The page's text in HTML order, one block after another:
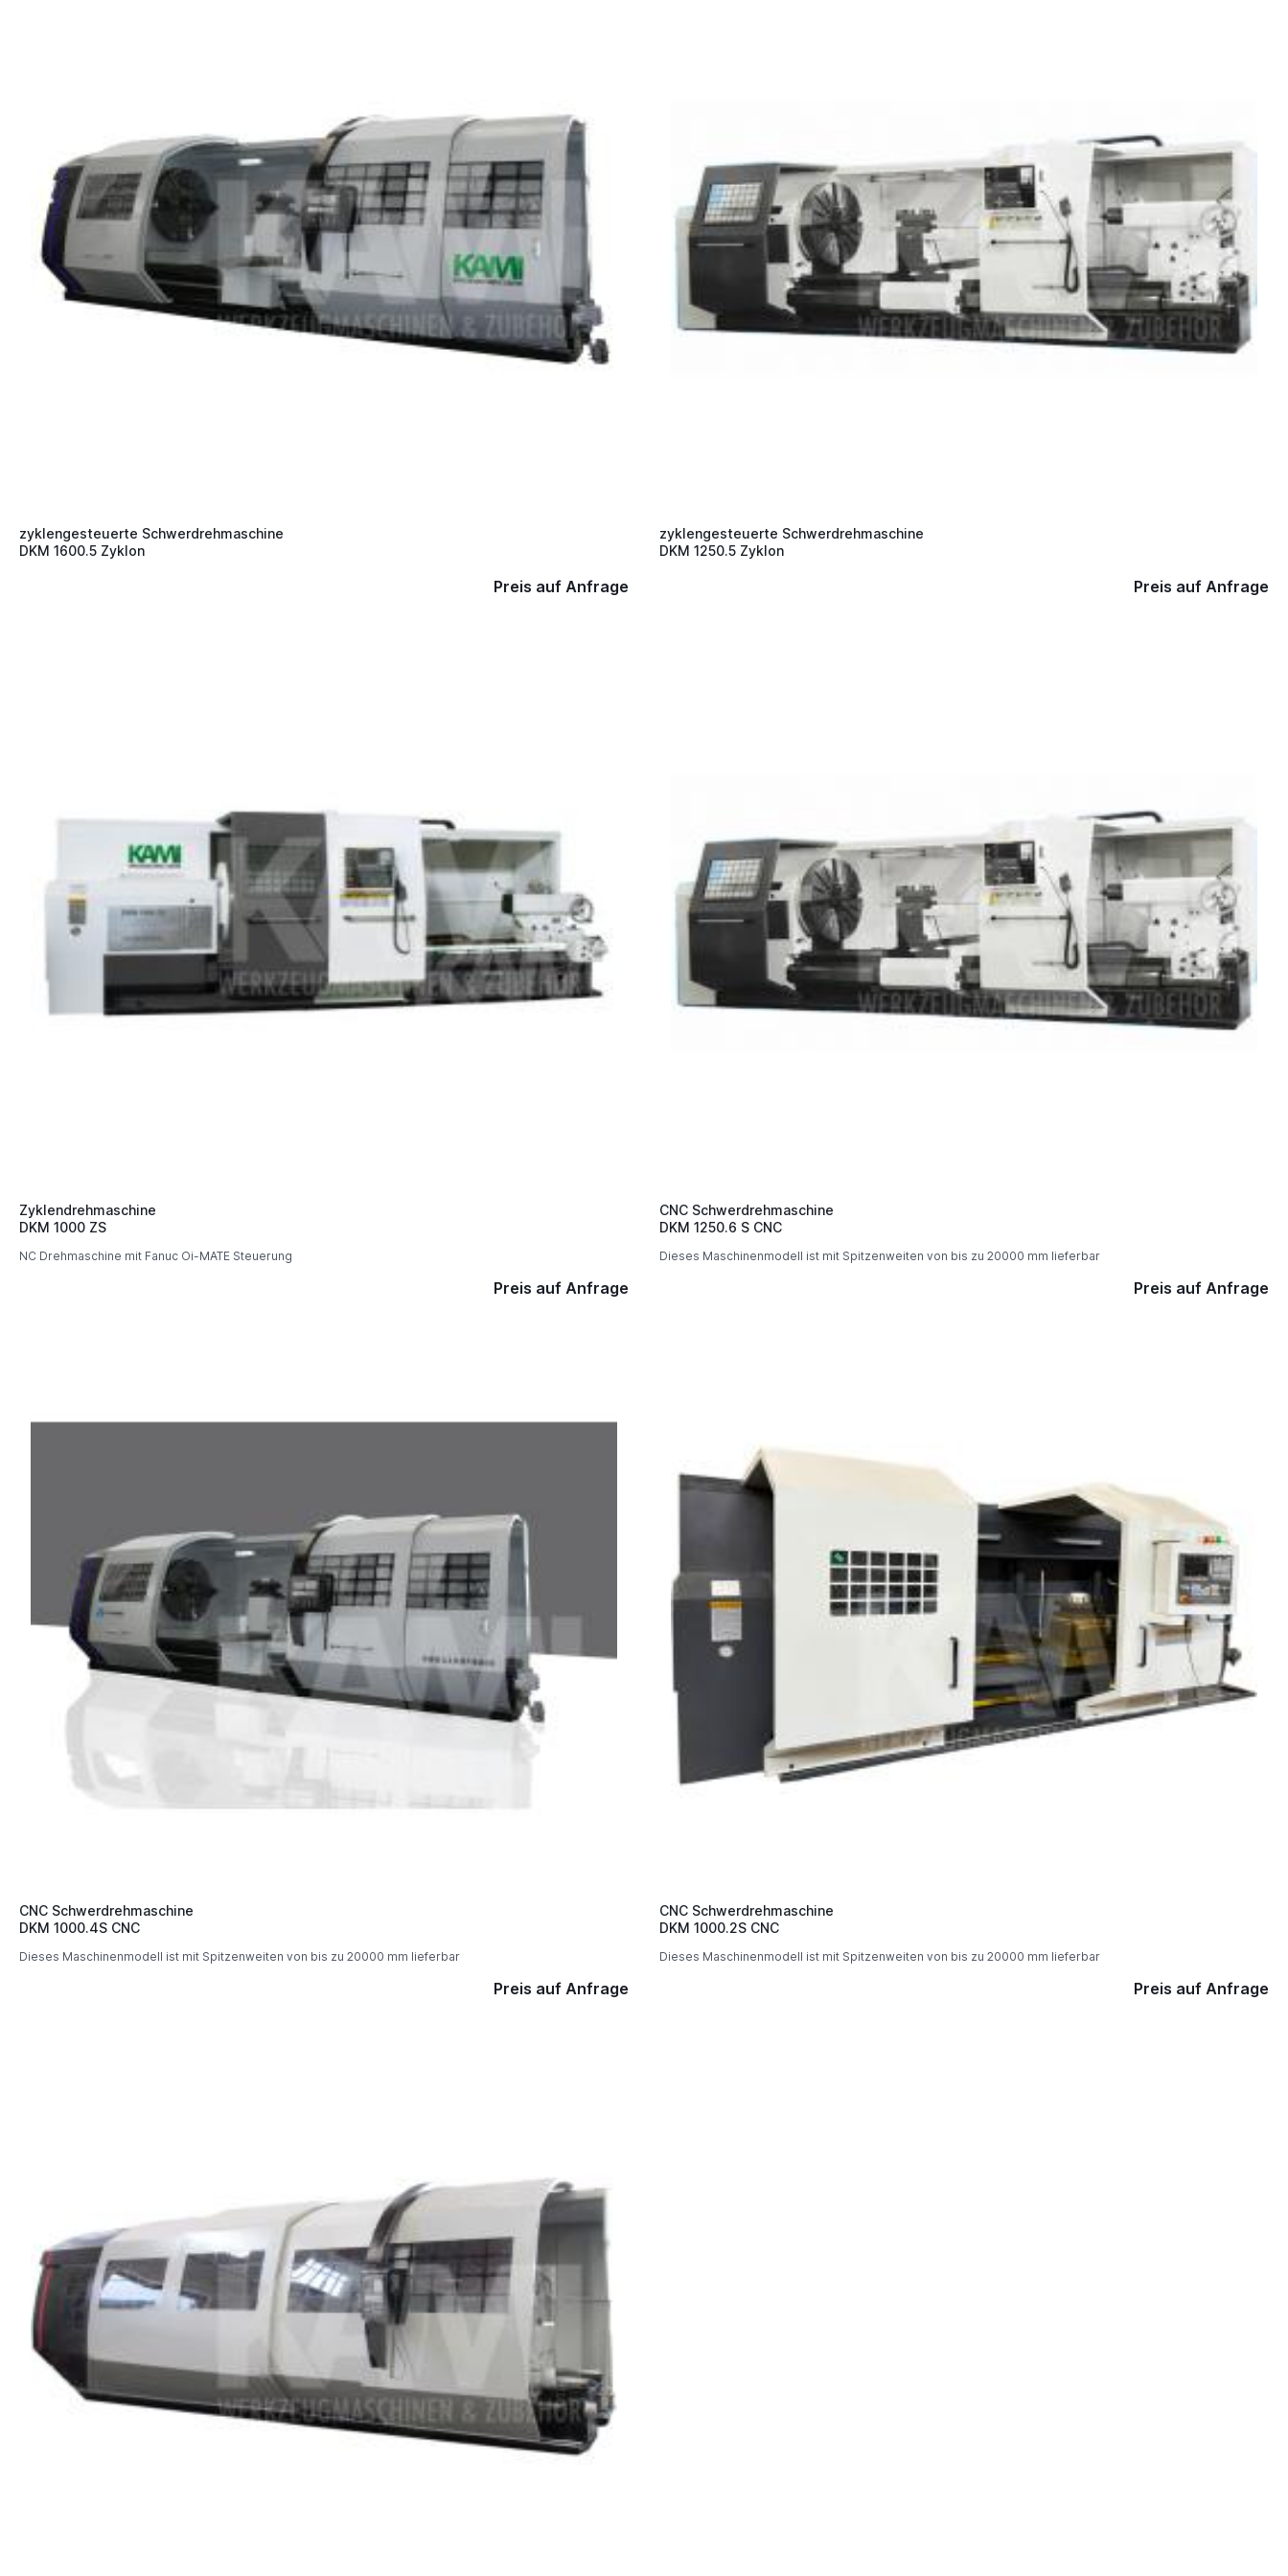
zyklengesteuerte Schwerdrehmaschine
DKM 1600.5 Zyklon
Preis auf Anfrage
zyklengesteuerte Schwerdrehmaschine
DKM 1250.5 Zyklon
Preis auf Anfrage
Zyklendrehmaschine
DKM 1000 ZS
NC Drehmaschine mit Fanuc Oi-MATE Steuerung
Preis auf Anfrage
CNC Schwerdrehmaschine
DKM 1250.6 S CNC
Dieses Maschinenmodell ist mit Spitzenweiten von bis zu 20000 mm lieferbar
Preis auf Anfrage
CNC Schwerdrehmaschine
DKM 1000.4S CNC
Dieses Maschinenmodell ist mit Spitzenweiten von bis zu 20000 mm lieferbar
Preis auf Anfrage
CNC Schwerdrehmaschine
DKM 1000.2S CNC
Dieses Maschinenmodell ist mit Spitzenweiten von bis zu 20000 mm lieferbar
Preis auf Anfrage